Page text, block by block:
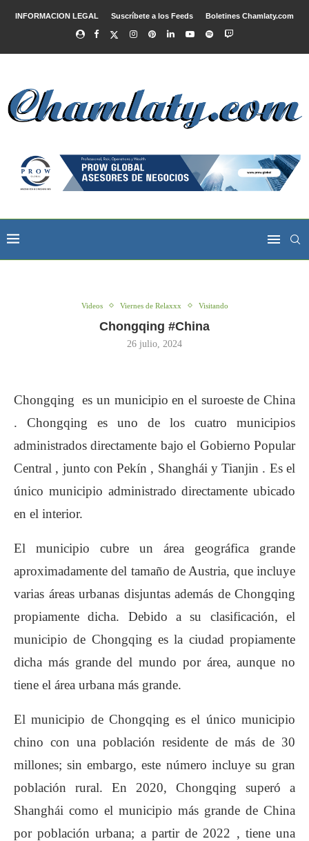
INFORMACION LEGAL Suscríbete a los Feeds Boletines Chamlaty.com
Videos Viernes de Relaxxx Visitando
Chongqing #China
26 julio, 2024
Chongqing es un municipio en el suroeste de China
. Chongqing es uno de los cuatro municipios
administrados directamente bajo el Gobierno Popular
Central , junto con Pekín , Shanghái y Tianjin . Es el
único municipio administrado directamente ubicado
en el interior.
El municipio cubre un área geográfica grande
aproximadamente del tamaño de Austria, que incluye
varias áreas urbanas disjuntas además de Chongqing
propiamente dicha. Debido a su clasificación, el
municipio de Chongqing es la ciudad propiamente
dicha más grande del mundo por área, aunque no
tiene el área urbana más grande.
El municipio de Chongqing es el único municipio
chino con una población residente de más de 30
millones; sin embargo, este número incluye su gran
población rural. En 2020, Chongqing superó a
Shanghái como el municipio más grande de China
por población urbana; a partir de 2022 , tiene una